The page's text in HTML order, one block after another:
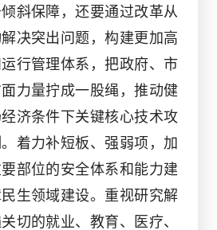
斜保障，还要通过改革从
决突出问题，构建更加高
行管理体系，把政府、市
力量拧成一股绳，推动健
济条件下关键核心技术攻
着力补短板、强弱项，加
部位的安全体系和能力建
生领域建设。重视研究解
切的就业、教育、医疗、